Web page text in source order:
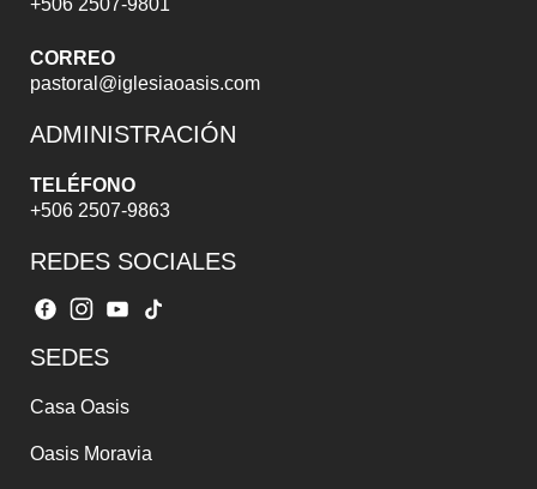
+506 2507-9801
CORREO
pastoral@iglesiaoasis.com
ADMINISTRACIÓN
TELÉFONO
+506 2507-9863
REDES SOCIALES
SEDES
Casa Oasis
Oasis Moravia